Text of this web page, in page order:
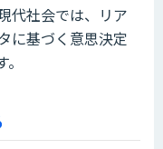
代社会では、リア
に基づく意思決定